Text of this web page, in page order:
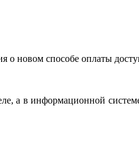
новом способе оплаты
а в информационной